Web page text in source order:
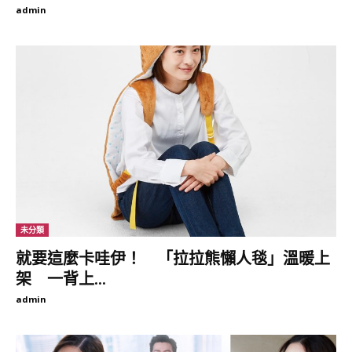
【袁偉豪被封3億駙馬】傳爸爸為張寶兒再添嫁妝 豪擲4千萬再加
http://mybblink.online/k/5eQlK
證婚儀式只邀請了男方家人及Elva幾位好姊妹，包括Angel（朱韻
韻）、Zelia （鍾浠文）、Lilian（簡幗儀）、苟芸慧及經理人等出
admin
未分類
就要這麼卡哇伊！ 「拉拉熊懶人毯」溫暖上
架 一背上...
admin